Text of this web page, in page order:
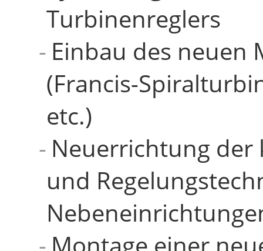
Turbinenreglers
Einbau des neuen
(Francis-
etc.)
Neuerrichtung der
und